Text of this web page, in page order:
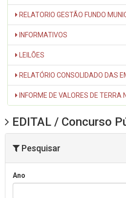
RELATORIO GESTÃO FUNDO
INFORMATIVOS
LEILÕES
RELATÓRIO CONSOLIDADO DAS
INFORME DE VALORES DE TERRA
EDITAL / Concurso
Pesquisar
Ano